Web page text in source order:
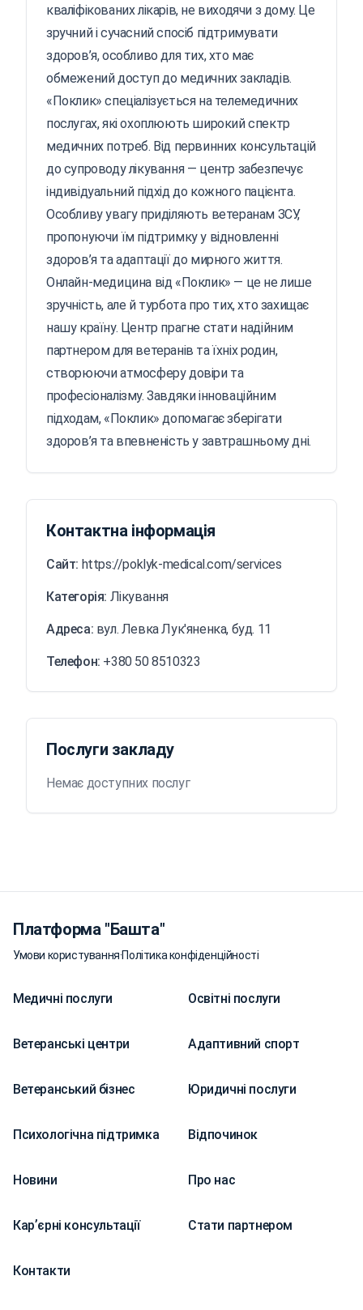
кваліфікованих лікарів, не виходячи з дому. Це
зручний і сучасний спосіб підтримувати
здоров’я, особливо для тих, хто має
обмежений доступ до медичних закладів.
«Поклик» спеціалізується на телемедичних
послугах, які охоплюють широкий спектр
медичних потреб. Від первинних консультацій
до супроводу лікування — центр забезпечує
індивідуальний підхід до кожного пацієнта.
Особливу увагу приділяють ветеранам ЗСУ,
пропонуючи їм підтримку у відновленні
здоров’я та адаптації до мирного життя.
Онлайн-медицина від «Поклик» — це не лише
зручність, але й турбота про тих, хто захищає
нашу країну. Центр прагне стати надійним
партнером для ветеранів та їхніх родин,
створюючи атмосферу довіри та
професіоналізму. Завдяки інноваційним
підходам, «Поклик» допомагає зберігати
здоров’я та впевненість у завтрашньому дні.
Контактна інформація
Сайт: https://poklyk-medical.com/services
Категорія: Лікування
Адреса: вул. Левка Лук'яненка, буд. 11
Телефон: +380 50 8510323
Послуги закладу
Немає доступних послуг
Платформа "Башта"
Умови користування·Політика конфіденційності
Медичні послуги Освітні послуги
Ветеранські центри Адаптивний спорт
Ветеранський бізнес Юридичні послуги
Психологічна підтримка Відпочинок
Новини Про нас
Карʼєрні консультації Стати партнером
Контакти